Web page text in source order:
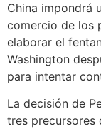
China impondrá
comercio de los
elaborar el
Washington
para intentar
La decisión de
tres precursores